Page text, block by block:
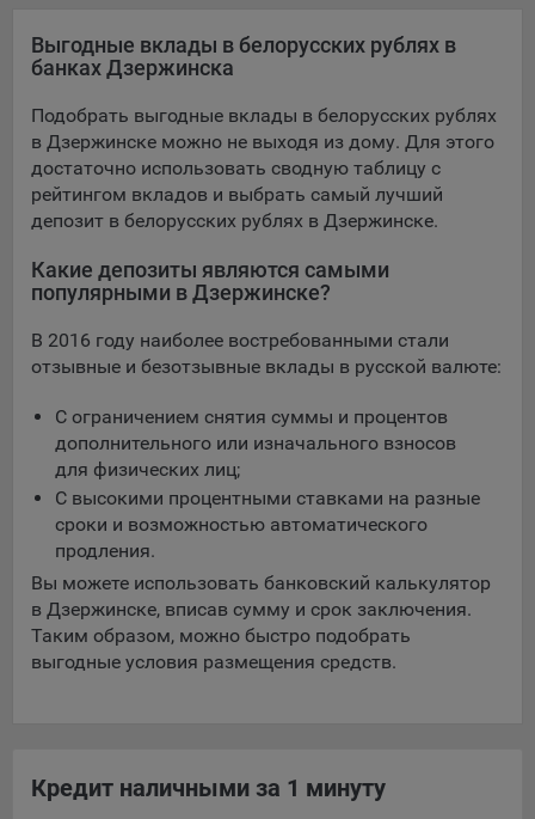
Google Analytics – сервис веб-аналитики,
предоставляемый компанией Google, Inc. Адрес: Google,
Mountain View, CA 94043, USA.Политика
конфиденциальности Google.
Matomo — это система веб-аналитики, которая позволяет
следит за доступностью сервисов, предоставляемых
Дзержинского, д.3Б, пом.44.
рекламу на площадке VK пользователям, которые
посещали сайт.
проспект, д. 39, стр. 79, БЦ «SkyLight».
Технические настройки
Технические настройки хранят технические данные вашего
выбора (например, языкового). Техническая аналитика
используется для обеспечения корректной работы сайта.
Компании, которой мы поручаем обработку данных для
данной цели:
Сервис хранения информации, предоставляемый
Рекламные Cookie
Выгодные вклады в белорусских рублях в
банках Дзержинска
Подобрать выгодные вклады в белорусских рублях
в Дзержинске можно не выходя из дому. Для этого
достаточно использовать сводную таблицу с
рейтингом вкладов и выбрать самый лучший
депозит в белорусских рублях в Дзержинске.
Какие депозиты являются самыми
популярными в Дзержинске?
В 2016 году наиболее востребованными стали
отзывные и безотзывные вклады в русской валюте:
С ограничением снятия суммы и процентов
дополнительного или изначального взносов
для физических лиц;
С высокими процентными ставками на разные
сроки и возможностью автоматического
продления.
Вы можете использовать банковский калькулятор
в Дзержинске, вписав сумму и срок заключения.
Таким образом, можно быстро подобрать
выгодные условия размещения средств.
Кредит наличными за 1 минуту